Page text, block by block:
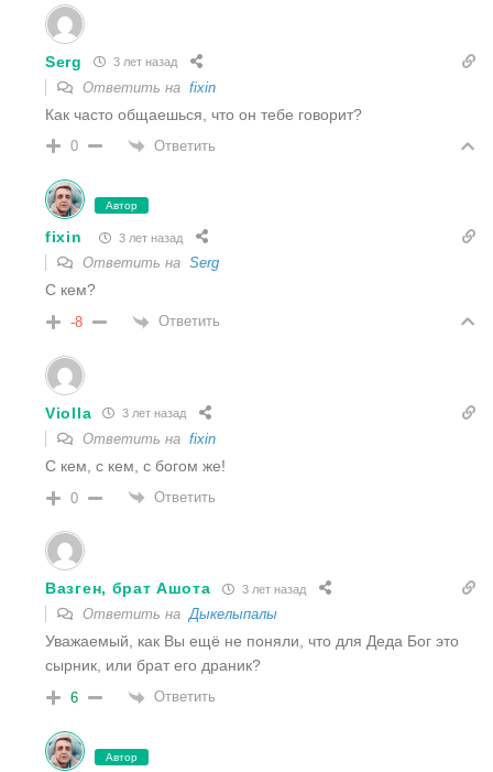
Serg 3 лет назад
Ответить на fixin
Как часто общаешься, что он тебе говорит?
0 Ответить
Автор
fixin 3 лет назад
Ответить на Serg
С кем?
-8 Ответить
Violla 3 лет назад
Ответить на fixin
С кем, с кем, с богом же!
0 Ответить
Вазген, брат Ашoта 3 лет назад
Ответить наДыкелыпалы
Уважаемый, как Вы ещё не поняли, что для Деда Бог это
сырник, или брат его драник?
6 Ответить
Автор